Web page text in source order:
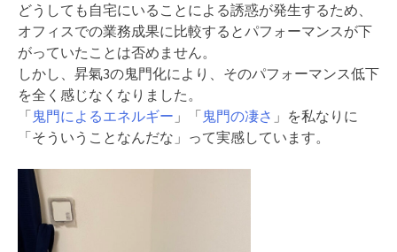
どうしても自宅にいることによる誘惑が発生するため、
オフィスでの業務成果に比較するとパフォーマンスが下
がっていたことは否めません。
しかし、昇氣3の鬼門化により、そのパフォーマンス低下
を全く感じなくなりました。
「鬼門によるエネルギー 」「鬼門の凄さ 」を私なりに
「そういうことなんだな」って実感しています。